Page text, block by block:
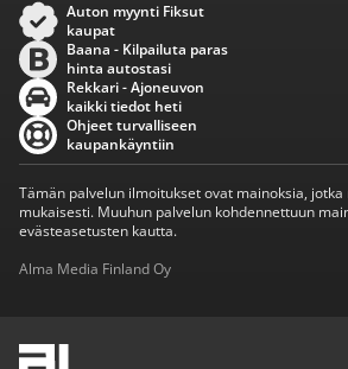
Auton myynti Fiksut
kaupat
Baana - Kilpailuta paras
hinta autostasi
Rekkari - Ajoneuvon
kaikki tiedot heti
Ohjeet turvalliseen
kaupankäyntiin
Tämän palvelun ilmoitukset ovat mainoksia,
mukaisesti. Muuhun palvelun kohdennettuun
evästeasetusten kautta.
Alma Media Finland Oy